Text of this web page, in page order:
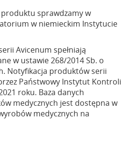
produktu sprawdzamy w
w niemieckim Instytucie
Avicenum spełniają
w ustawie 268/2014 Sb. o
Notyfikacja produktów serii
Państwowy Instytut Kontroli
roku. Baza danych
medycznych jest dostępna w
medycznych na